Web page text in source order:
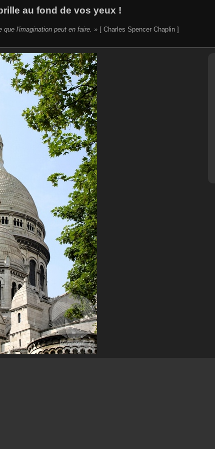
au fond de vos yeux !
l'imagination peut en faire. »[ Charles Spencer Chaplin ]